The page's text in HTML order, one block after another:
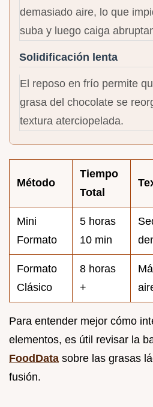
demasiado aire, lo que
suba y luego caiga
Solidificación lenta
El reposo en frío permite
grasa del chocolate se
textura aterciopelada.
Método
Tiempo
Total
Mini
Formato
5 horas
10 min
Formato
Clásico
8 horas
+
Para entender mejor cómo
elementos, es útil revisar la
FoodData sobre las grasas
fusión.